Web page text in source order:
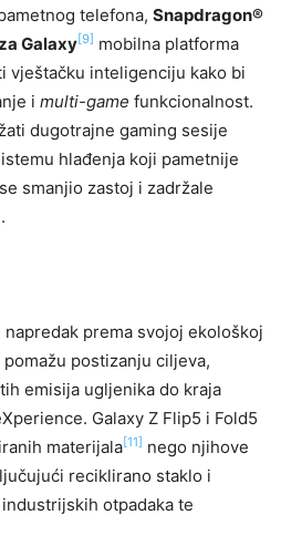
telefona, Snapdragon®
Galaxy[9] mobilna platforma
vještačku inteligenciju kako bi
i multi-game funkcionalnost.
dugotrajne gaming sesije
hlađenja koji pametnije
smanjio zastoj i zadržale
prema svojoj ekološkoj
postizanju ciljeva,
emisija ugljenika do kraja
Galaxy Z Flip5 i Fold5
materijala[11] nego njihove
reciklirano staklo i
otpadaka te